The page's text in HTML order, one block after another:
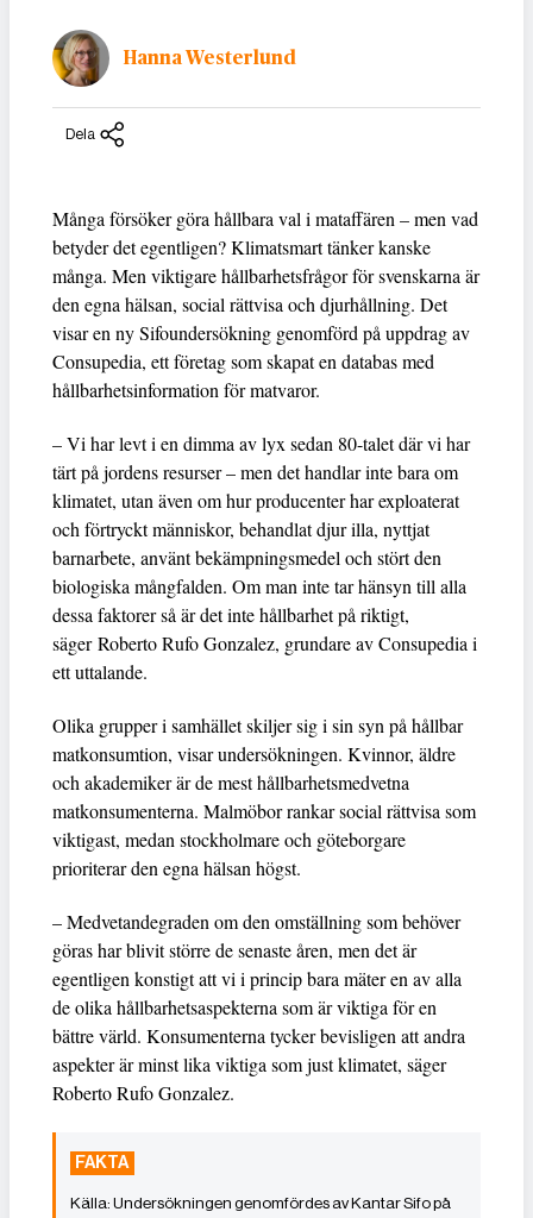
Hanna Westerlund
Dela
Många försöker göra hållbara val i mataffären – men vad
betyder det egentligen? Klimatsmart tänker kanske
många. Men viktigare hållbarhetsfrågor för svenskarna är
den egna hälsan, social rättvisa och djurhållning. Det
visar en ny Sifoundersökning genomförd på uppdrag av
Consupedia, ett företag som skapat en databas med
hållbarhetsinformation för matvaror.
– Vi har levt i en dimma av lyx sedan 80-talet där vi har
tärt på jordens resurser – men det handlar inte bara om
klimatet, utan även om hur producenter har exploaterat
och förtryckt människor, behandlat djur illa, nyttjat
barnarbete, använt bekämpningsmedel och stört den
biologiska mångfalden. Om man inte tar hänsyn till alla
dessa faktorer så är det inte hållbarhet på riktigt,
säger Roberto Rufo Gonzalez, grundare av Consupedia i
ett uttalande.
Olika grupper i samhället skiljer sig i sin syn på hållbar
matkonsumtion, visar undersökningen. Kvinnor, äldre
och akademiker är de mest hållbarhetsmedvetna
matkonsumenterna. Malmöbor rankar social rättvisa som
viktigast, medan stockholmare och göteborgare
prioriterar den egna hälsan högst.
– Medvetandegraden om den omställning som behöver
göras har blivit större de senaste åren, men det är
egentligen konstigt att vi i princip bara mäter en av alla
de olika hållbarhetsaspekterna som är viktiga för en
bättre värld. Konsumenterna tycker bevisligen att andra
aspekter är minst lika viktiga som just klimatet, säger
Roberto Rufo Gonzalez.
Undersökningen genomfördes av Kantar Sifo på